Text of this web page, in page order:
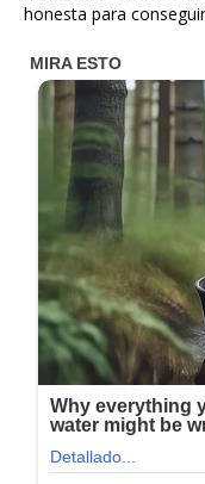
honesta para